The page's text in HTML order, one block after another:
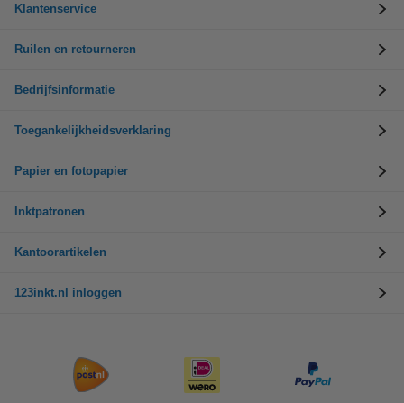
Klantenservice
Ruilen en retourneren
Bedrijfsinformatie
Toegankelijkheidsverklaring
Papier en fotopapier
Inktpatronen
Kantoorartikelen
123inkt.nl inloggen